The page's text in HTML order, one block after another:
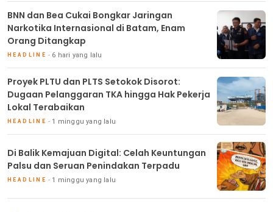
BNN dan Bea Cukai Bongkar Jaringan
Narkotika Internasional di Batam, Enam
Orang Ditangkap
HEADLINE 6 hari yang lalu
Proyek PLTU dan PLTS Setokok Disorot:
Dugaan Pelanggaran TKA hingga Hak Pekerja
Lokal Terabaikan
HEADLINE 1 minggu yang lalu
Di Balik Kemajuan Digital: Celah Keuntungan
Palsu dan Seruan Penindakan Terpadu
HEADLINE 1 minggu yang lalu